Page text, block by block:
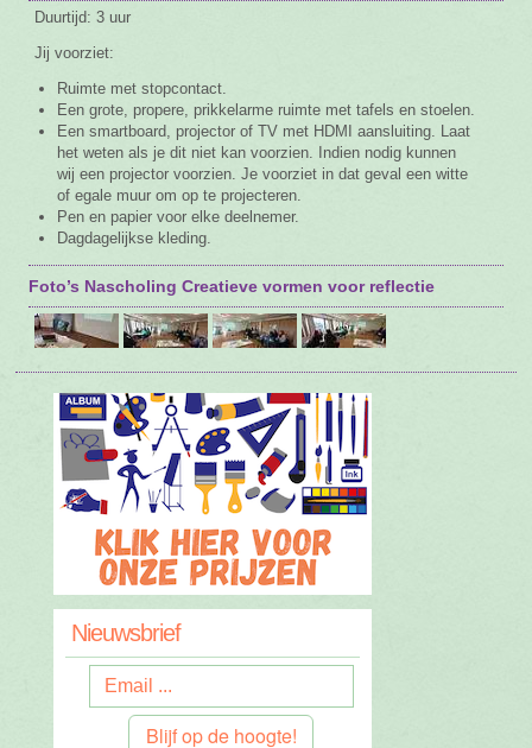
Duurtijd: 3 uur
Jij voorziet:
Ruimte met stopcontact.
Een grote, propere, prikkelarme ruimte met tafels en stoelen.
Een smartboard, projector of TV met HDMI aansluiting. Laat
het weten als je dit niet kan voorzien. Indien nodig kunnen
wij een projector voorzien. Je voorziet in dat geval een witte
of egale muur om op te projecteren.
Pen en papier voor elke deelnemer.
Dagdagelijkse kleding.
Foto’s Nascholing Creatieve vormen voor reflectie
Nieuwsbrief
Blijf op de hoogte!